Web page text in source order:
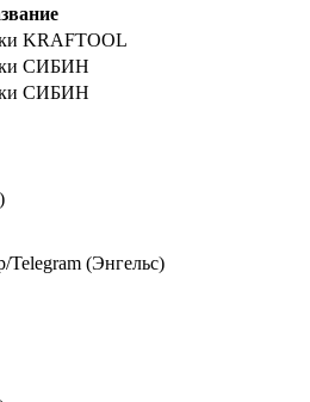
KRAFTOOL
СИБИН
СИБИН
Telegram (Энгельс)